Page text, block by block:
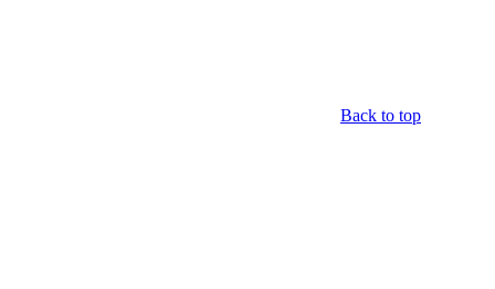
Back to top